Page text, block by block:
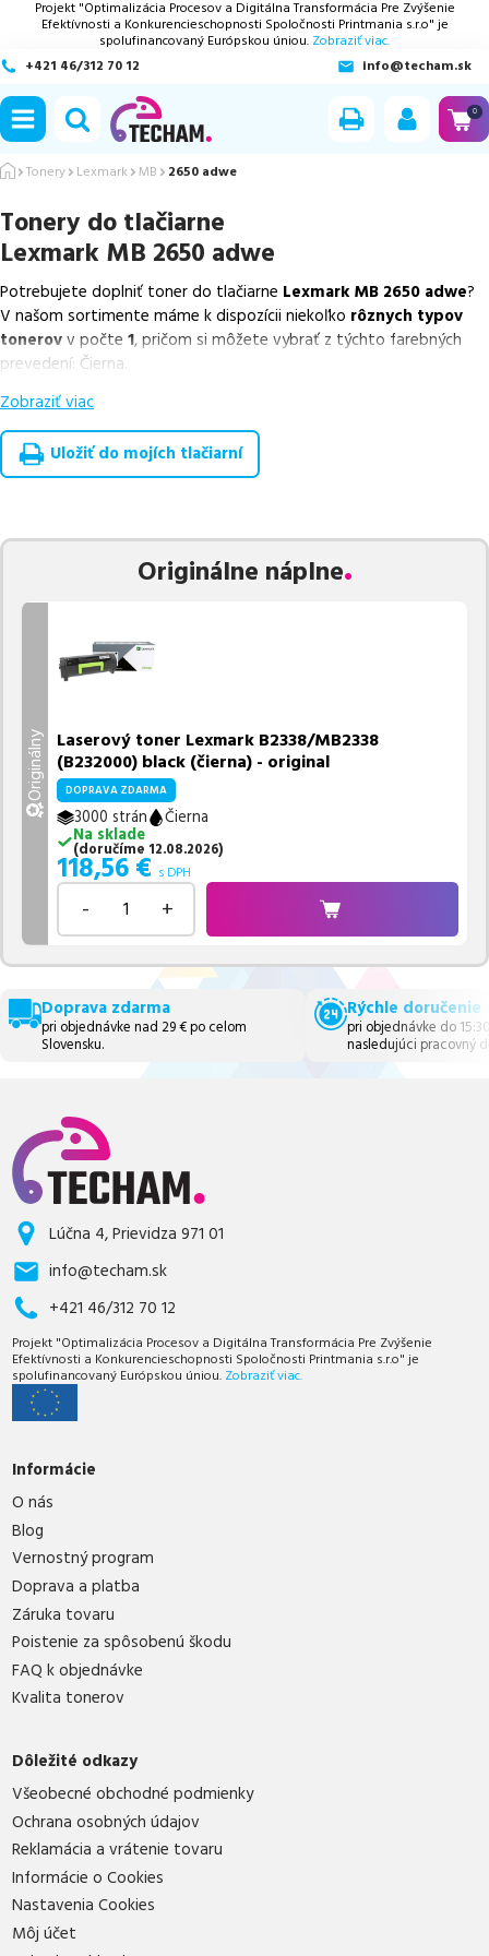
Projekt "Optimalizácia Procesov a Digitálna Transformácia Pre Zvýšenie
Efektívnosti a Konkurencieschopnosti Spoločnosti Printmania s.r.o" je
spolufinancovaný Európskou úniou. Zobraziť viac.
+421 46/312 70 12
info@techam.sk
0
Tonery Lexmark MB 2650 adwe
Tonery do tlačiarne
Lexmark MB 2650 adwe
Potrebujete doplniť toner do tlačiarne Lexmark MB 2650 adwe?
V našom sortimente máme k dispozícii niekoľko rôznych typov
tonerovv počte 1, pričom si môžete vybrať z týchto farebných
prevedení: Čierna.
Z uvedeného množstva dostupných náplní
náplnev počte1ks.
Celá táto certifikovaná ponuka, spĺňajúca normy ISO 9001 a 14001,
Vieme, že pri nákupe zohráva dôležitú úlohu aj dostupnosť. Preto
pravidelne naskladňovať produkty, aby boli ihneď k
dispozícii na odoslanie.
Ak si pri výbere nie ste istí, ktoré riešenie je pre vaše potreby
sme vám pomohli vybrať to najlepšie riešenie.
Zobraziť viac
Uložiť do mojích tlačiarní
Originálne náplne
Originálny Laserový toner Lexmark B2338/MB2338
(B232000) black (čierna) - original
DOPRAVA ZDARMA
3000 strán
Čierna
Na sklade
(doručíme 12.08.2026)
118,56 € s DPH
- +
Doprava zdarma
pri objednávke nad 29 € po celom
Slovensku.
Rýchle doručenie
pri objednávke do
nasledujúci pracovný
Lúčna 4, Prievidza 971 01
info@techam.sk
+421 46/312 70 12
Projekt "Optimalizácia Procesov a Digitálna Transformácia Pre Zvýšenie
Efektívnosti a Konkurencieschopnosti Spoločnosti Printmania s.r.o" je
spolufinancovaný Európskou úniou. Zobraziť viac.
Informácie
O nás
Blog
Vernostný program
Doprava a platba
Záruka tovaru
Poistenie za spôsobenú škodu
FAQ k objednávke
Kvalita tonerov
Dôležité odkazy
Všeobecné obchodné podmienky
Ochrana osobných údajov
Reklamácia a vrátenie tovaru
Informácie o Cookies
Nastavenia Cookies
Môj účet